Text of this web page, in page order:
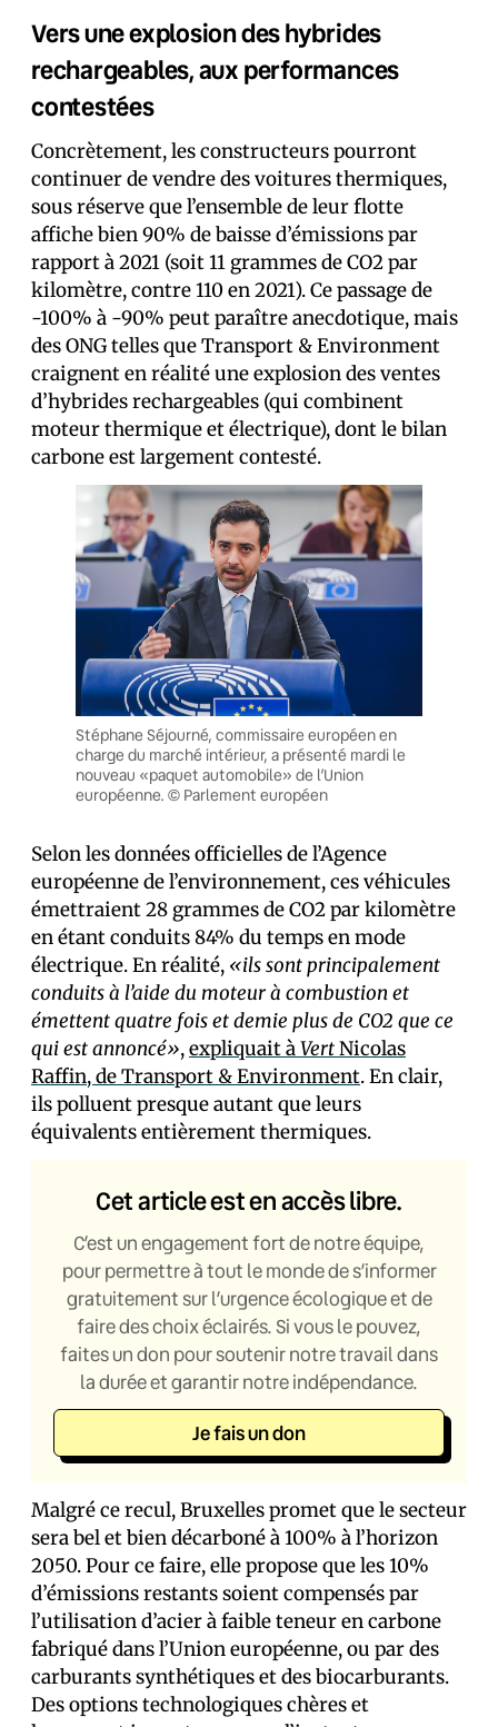
Vers une explosion des hybrides
rechargeables, aux performances
contestées
Concrètement, les constructeurs pourront
continuer de vendre des voitures thermiques,
sous réserve que l’ensemble de leur flotte
affiche bien 90% de baisse d’émissions par
rapport à 2021 (soit 11 grammes de CO2 par
kilomètre, contre 110 en 2021). Ce passage de
-100% à -90% peut paraître anecdotique, mais
des ONG telles que Transport & Environment
craignent en réalité une explosion des ventes
d’hybrides rechargeables (qui combinent
moteur thermique et électrique), dont le bilan
carbone est largement contesté.
Stéphane Séjourné, commissaire européen en
charge du marché intérieur, a présenté mardi le
nouveau «paquet automobile» de l’Union
européenne. © Parlement européen
Selon les données officielles de l’Agence
européenne de l’environnement, ces véhicules
émettraient 28 grammes de CO2 par kilomètre
en étant conduits 84% du temps en mode
électrique. En réalité, «ils sont principalement
conduits à l’aide du moteur à combustion et
émettent quatre fois et demie plus de CO2 que ce
qui est annoncé»,expliquait àVertNicolas
Raffin, de Transport & Environment. En clair,
ils polluent presque autant que leurs
équivalents entièrement thermiques.
Cet article est en accès libre.
C’est un engagement fort de notre équipe,
pour permettre à tout le monde de s’informer
gratuitement sur l’urgence écologique et de
faire des choix éclairés. Si vous le pouvez,
faites un don pour soutenir notre travail dans
la durée et garantir notre indépendance.
Je fais un don
Malgré ce recul, Bruxelles promet que le secteur
sera bel et bien décarboné à 100% à l’horizon
2050. Pour ce faire, elle propose que les 10%
d’émissions restants soient compensés par
l’utilisation d’acier à faible teneur en carbone
fabriqué dans l’Union européenne, ou par des
carburants synthétiques et des biocarburants.
Des options technologiques chères et